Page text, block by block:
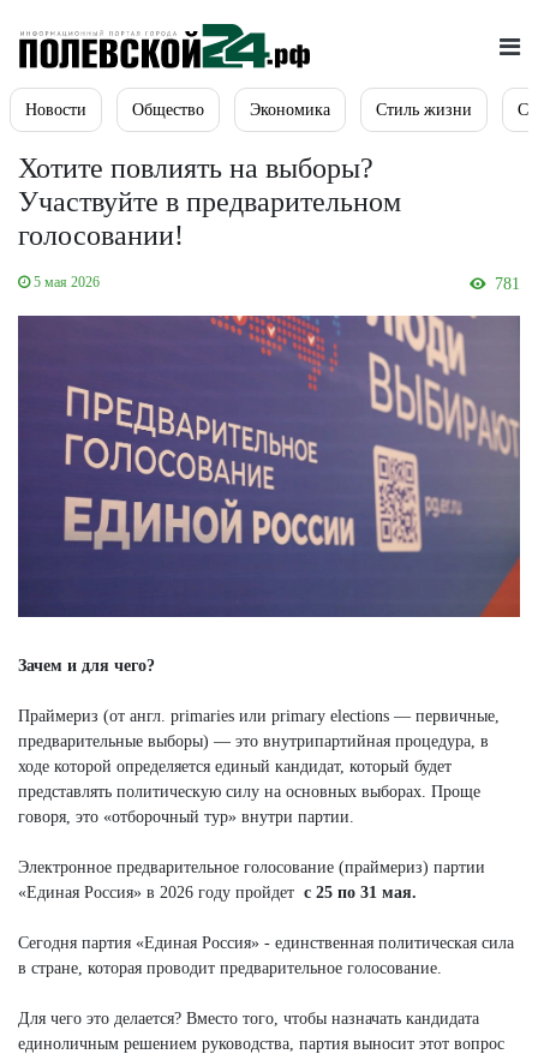
Новости Общество Экономика Стиль жизни
Хотите повлиять на выборы?
Участвуйте в предварительном
голосовании!
5 мая 2026 781
Зачем и для чего?
Праймериз (от англ. primaries или primary elections — первичные,
предварительные выборы) — это внутрипартийная процедура, в
ходе которой определяется единый кандидат, который будет
представлять политическую силу на основных выборах. Проще
говоря, это «отборочный тур» внутри партии.
Электронное предварительное голосование (праймериз) партии
«Единая Россия» в 2026 году пройдет с 25 по 31 мая.
Сегодня партия «Единая Россия» - единственная политическая сила
в стране, которая проводит предварительное голосование.
Для чего это делается? Вместо того, чтобы назначать кандидата
единоличным решением руководства, партия выносит этот вопрос